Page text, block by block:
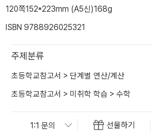
120쪽152*223mm (A5신)168g
ISBN 9788926025321
주제분류
초등학교참고서 > 단계별 연산/계산
초등학교참고서 > 미취학 학습 > 수학
선물하기